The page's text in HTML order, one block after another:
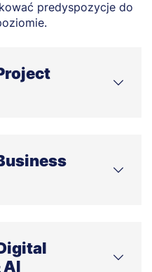
predyspozycje do
zawodowe na
niezbędnej w
zawodowe na
AI